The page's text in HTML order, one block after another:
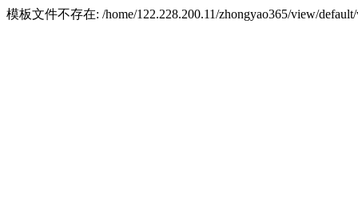
模板文件不存在: /home/122.228.200.11/zhongyao365/view/default/